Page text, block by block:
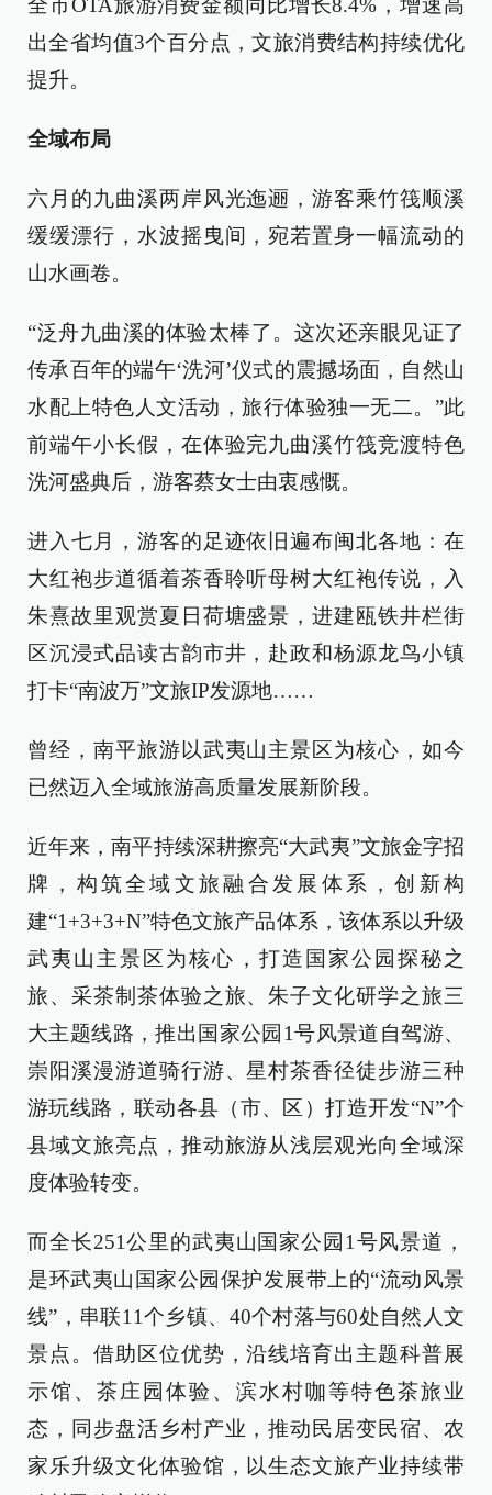
全市OTA旅游消费金额同比增长8.4%，增速高
出全省均值3个百分点，文旅消费结构持续优化
提升。
全域布局
六月的九曲溪两岸风光迤逦，游客乘竹筏顺溪
缓缓漂行，水波摇曳间，宛若置身一幅流动的
山水画卷。
“泛舟九曲溪的体验太棒了。这次还亲眼见证了
传承百年的端午‘洗河’仪式的震撼场面，自然山
水配上特色人文活动，旅行体验独一无二。”此
前端午小长假，在体验完九曲溪竹筏竞渡特色
洗河盛典后，游客蔡女士由衷感慨。
进入七月，游客的足迹依旧遍布闽北各地：在
大红袍步道循着茶香聆听母树大红袍传说，入
朱熹故里观赏夏日荷塘盛景，进建瓯铁井栏街
区沉浸式品读古韵市井，赴政和杨源龙鸟小镇
打卡“南波万”文旅IP发源地……
曾经，南平旅游以武夷山主景区为核心，如今
已然迈入全域旅游高质量发展新阶段。
近年来，南平持续深耕擦亮“大武夷”文旅金字招
牌，构筑全域文旅融合发展体系，创新构
建“1+3+3+N”特色文旅产品体系，该体系以升级
武夷山主景区为核心，打造国家公园探秘之
旅、采茶制茶体验之旅、朱子文化研学之旅三
大主题线路，推出国家公园1号风景道自驾游、
崇阳溪漫游道骑行游、星村茶香径徒步游三种
游玩线路，联动各县（市、区）打造开发“N”个
县域文旅亮点，推动旅游从浅层观光向全域深
度体验转变。
而全长251公里的武夷山国家公园1号风景道，
是环武夷山国家公园保护发展带上的“流动风景
线”，串联11个乡镇、40个村落与60处自然人文
景点。借助区位优势，沿线培育出主题科普展
示馆、茶庄园体验、滨水村咖等特色茶旅业
态，同步盘活乡村产业，推动民居变民宿、农
家乐升级文化体验馆，以生态文旅产业持续带